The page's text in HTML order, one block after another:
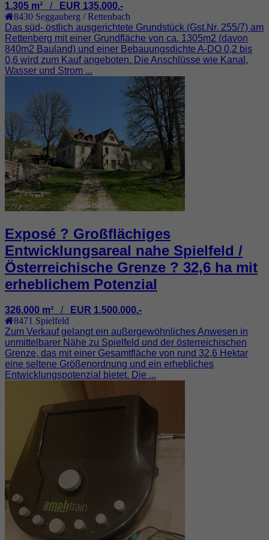
1.305 m² / EUR 135.000.-
8430 Seggauberg / Rettenbach
Das süd- östlich ausgerichtete Grundstück (Gst.Nr. 255/7) am
Rettenberg mit einer Grundfläche von ca. 1305m2 (davon
840m2 Bauland) und einer Bebauungsdichte A-DO 0,2 bis
0,6 wird zum Kauf angeboten. Die Anschlüsse wie Kanal,
Wasser und Strom ...
Exposé ? Großflächiges
Entwicklungsareal nahe Spielfeld /
Österreichische Grenze ? 32,6 ha mit
erheblichem Potenzial
326.000 m² / EUR 1.500.000.-
8471 Spielfeld
Zum Verkauf gelangt ein außergewöhnliches Anwesen in
unmittelbarer Nähe zu Spielfeld und der österreichischen
Grenze, das mit einer Gesamtfläche von rund 32,6 Hektar
eine seltene Größenordnung und ein erhebliches
Entwicklungspotenzial bietet. Die ...